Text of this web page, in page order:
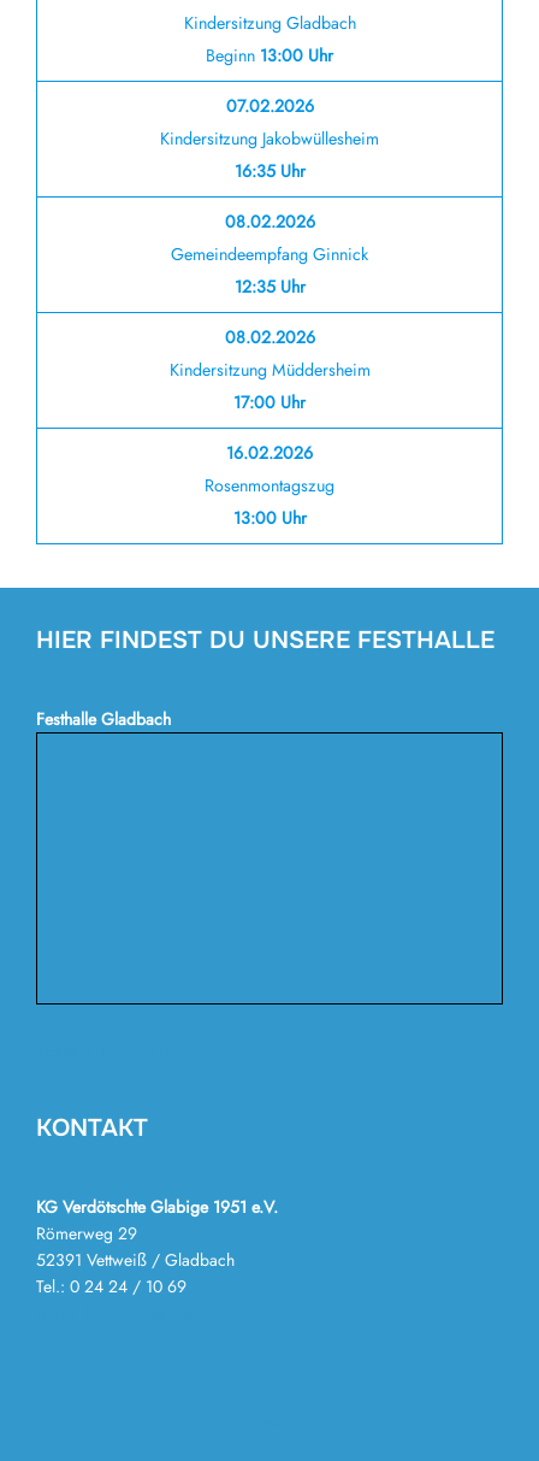
Kindersitzung Gladbach
Beginn 13:00 Uhr
07.02.2026
Kindersitzung Jakobwüllesheim
16:35 Uhr
08.02.2026
Gemeindeempfang Ginnick
12:35 Uhr
08.02.2026
Kindersitzung Müddersheim
17:00 Uhr
16.02.2026
Rosenmontagszug
13:00 Uhr
HIER FINDEST DU UNSERE FESTHALLE
Festhalle Gladbach
KONTAKT
KG Verdötschte Glabige 1951 e.V.
Römerweg 29
52391 Vettweiß / Gladbach
Tel.: 0 24 24 / 10 69